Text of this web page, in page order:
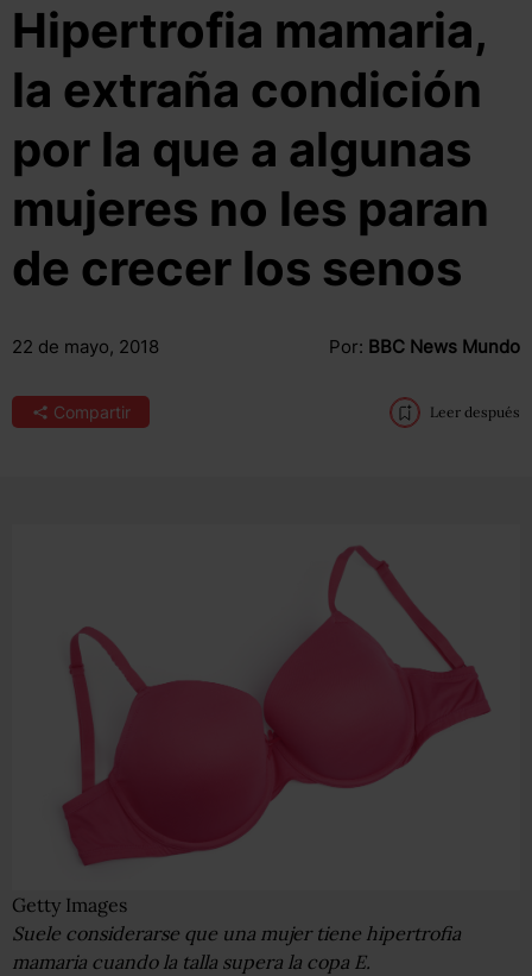
Hipertrofia mamaria,
la extraña condición
por la que a algunas
mujeres no les paran
de crecer los senos
22 de mayo, 2018 Por: BBC News Mundo
Compartir Leer después
Getty Images
Suele considerarse que una mujer tiene hipertrofia
mamaria cuando la talla supera la copa E.